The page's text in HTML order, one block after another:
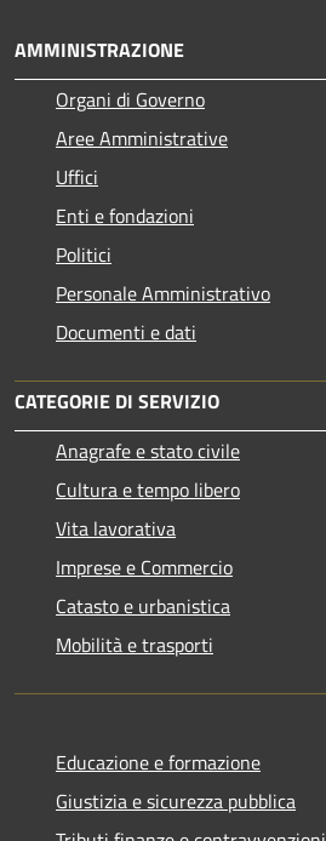
AMMINISTRAZIONE
Organi di Governo
Aree Amministrative
Uffici
Enti e fondazioni
Politici
Personale Amministrativo
Documenti e dati
CATEGORIE DI SERVIZIO
Anagrafe e stato civile
Cultura e tempo libero
Vita lavorativa
Imprese e Commercio
Catasto e urbanistica
Mobilità e trasporti
Educazione e formazione
Giustizia e sicurezza pubblica